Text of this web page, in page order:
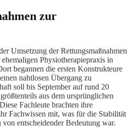
zur
Umsetzung der Rettungsmaßnahmen
Physiotherapiepraxis in
begannen die ersten Konstrukteure
nahtlosen Übergang zu
soll bis September auf rund 20
aus dem ursprünglichen
Fachleute brachten ihre
Fachwissen mit, was für die Stabilität
entscheidender Bedeutung war.